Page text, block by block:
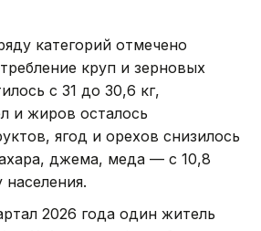
категорий отмечено
круп и зерновых
с 31 до 30,6 кг,
и жиров осталось
ягод и орехов снизилось
джема, меда — с 10,8
2026 года один житель